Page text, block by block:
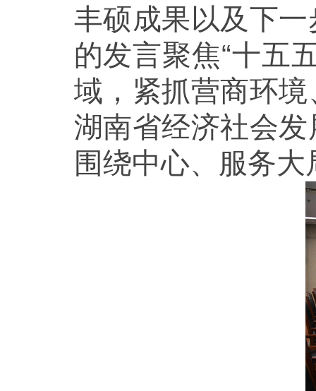
丰硕成果以及下
的发言聚焦“十五
域，紧抓营商环
湖南省经济社会
围绕中心、服务